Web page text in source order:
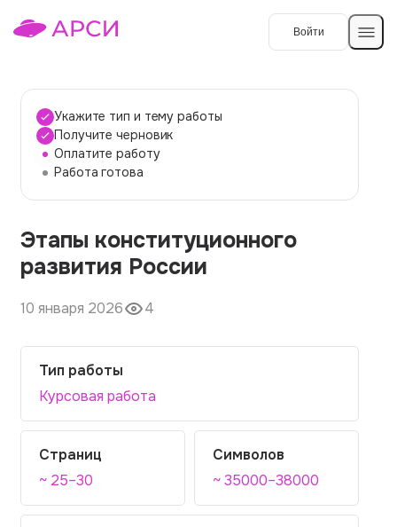
Войти
Темы работ
О сервисе
О компании
Наши гарантии
Порядок оплаты
Вопросы и ответы
Отзывы
Контакты
Укажите тип и тему работы
Получите черновик
Оплатите работу
Работа готова
Этапы конституционного
развития России
10 января 2026 4
Тип работы
Курсовая работа
Страниц
~ 25–30
Символов
~ 35000–38000